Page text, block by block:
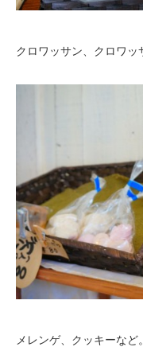
クロワッサン、クロワッ
メレンゲ、クッキーなど。